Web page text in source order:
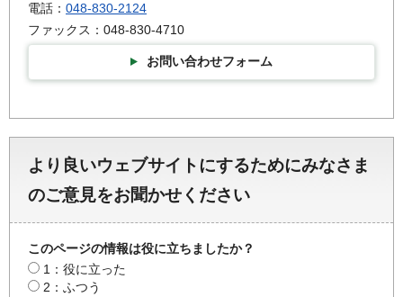
電話： 048-830-2124
ファックス：048-830-4710
お問い合わせフォーム
より良いウェブサイトにするためにみなさま
のご意見をお聞かせください
このページの情報は役に立ちましたか？
1：役に立った
2：ふつう